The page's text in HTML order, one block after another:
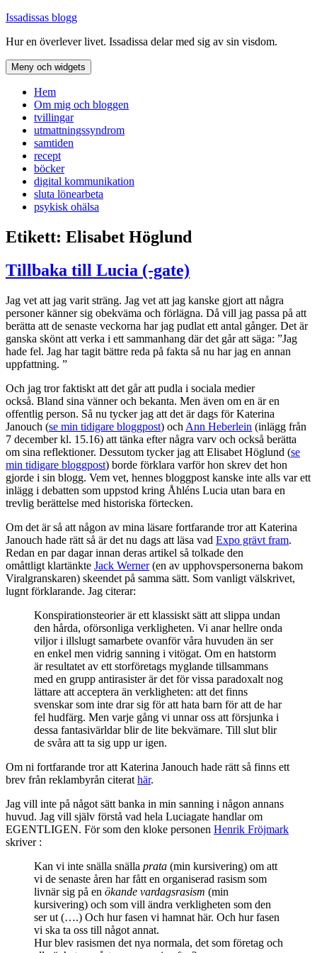
Hoppa
innehåll
Issadissas blogg
Hur en överlever livet. Issadissa delar med sig av sin visdom.
Meny och widgets
Hem
Om mig och bloggen
tvillingar
utmattningssyndrom
samtiden
recept
böcker
digital kommunikation
sluta lönearbeta
psykisk ohälsa
Etikett: Elisabet Höglund
Tillbaka till Lucia (-gate)
Jag vet att jag varit sträng. Jag vet att jag kanske gjort att några
personer känner sig obekväma och förlägna. Då vill jag passa på att
berätta att de senaste veckorna har jag pudlat ett antal gånger. Det är
ganska skönt att verka i ett sammanhang där det går att säga: ”Jag
hade fel. Jag har tagit bättre reda på fakta så nu har jag en annan
uppfattning. ”
Och jag tror faktiskt att det går att pudla i sociala medier
också. Bland sina vänner och bekanta. Men även om en är en
offentlig person. Så nu tycker jag att det är dags för Katerina
Janouch (se min tidigare bloggpost) och Ann Heberlein (inlägg från
7 december kl. 15.16) att tänka efter några varv och också berätta
om sina reflektioner. Dessutom tycker jag att Elisabet Höglund (se
min tidigare bloggpost) borde förklara varför hon skrev det hon
gjorde i sin blogg. Vem vet, hennes bloggpost kanske inte alls var ett
inlägg i debatten som uppstod kring Åhléns Lucia utan bara en
trevlig berättelse med historiska förtecken.
Om det är så att någon av mina läsare fortfarande tror att Katerina
Janouch hade rätt så är det nu dags att läsa vad Expo grävt fram.
Redan en par dagar innan deras artikel så tolkade den
omåttligt klartänkte Jack Werner(en av upphovspersonerna bakom
Viralgranskaren) skeendet på samma sätt. Som vanligt välskrivet,
lugnt förklarande. Jag citerar:
Konspirationsteorier är ett klassiskt sätt att slippa undan
den hårda, oförsonliga verkligheten. Vi anar hellre onda
viljor i illslugt samarbete ovanför våra huvuden än ser
en enkel men vidrig sanning i vitögat. Om en hatstorm
är resultatet av ett storföretags myglande tillsammans
med en grupp antirasister är det för vissa paradoxalt nog
lättare att acceptera än verkligheten: att det finns
svenskar som inte drar sig för att hata barn för att de har
fel hudfärg. Men varje gång vi unnar oss att försjunka i
dessa fantasivärldar blir de lite bekvämare. Till slut blir
de svåra att ta sig upp ur igen.
Om ni fortfarande tror att Katerina Janouch hade rätt så finns ett
brev från reklambyrån citerat här.
Jag vill inte på något sätt banka in min sanning i någon annans
huvud. Jag vill själv förstå vad hela Luciagate handlar om
EGENTLIGEN. För som den kloke personen Henrik Fröjmark
skriver :
Kan vi inte snälla snälla prata (min kursivering) om att
vi de senaste åren har fått en organiserad rasism som
livnär sig på en ökande vardagsrasism (min
kursivering) och som vill ändra verkligheten som den
ser ut (….) Och hur fasen vi hamnat här. Och hur fasen
vi ska ta oss till något annat.
Hur blev rasismen det nya normala, det som företag och